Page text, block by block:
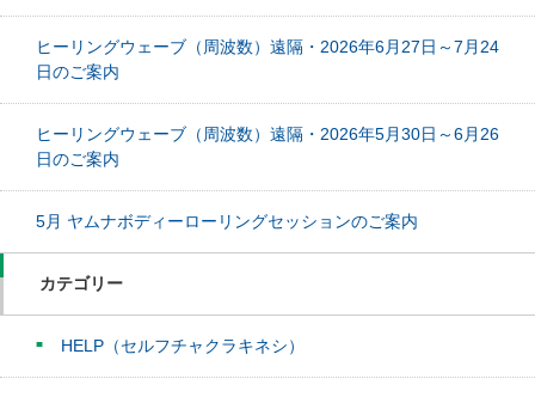
ヒーリングウェーブ（周波数）遠隔・2026年6月27日～7月24
日のご案内
ヒーリングウェーブ（周波数）遠隔・2026年5月30日～6月26
日のご案内
5月 ヤムナボディーローリングセッションのご案内
カテゴリー
HELP（セルフチャクラキネシ）